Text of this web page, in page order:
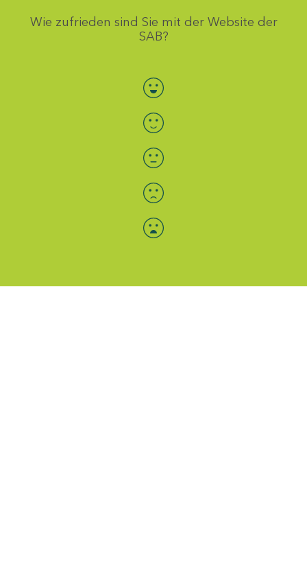
Wie zufrieden sind Sie mit der Website der
SAB?
Bewertung auswählen